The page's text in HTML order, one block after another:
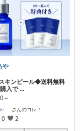
や
キンピール◆送料無料
入で ...
～
さんのコレ！
0 2